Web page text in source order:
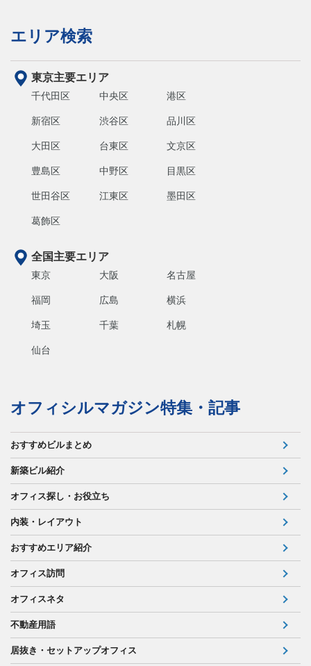
エリア検索
東京主要エリア
千代田区 中央区 港区
新宿区 渋谷区 品川区
大田区 台東区 文京区
豊島区 中野区 目黒区
世田谷区 江東区 墨田区
葛飾区
全国主要エリア
東京 大阪 名古屋
福岡 広島 横浜
埼玉 千葉 札幌
仙台
オフィシルマガジン特集・記事
おすすめビルまとめ
新築ビル紹介
オフィス探し・お役立ち
内装・レイアウト
おすすめエリア紹介
オフィス訪問
オフィスネタ
不動産用語
居抜き・セットアップオフィス